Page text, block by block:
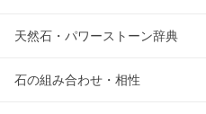
天然石・パワーストーン辞典
石の組み合わせ・相性